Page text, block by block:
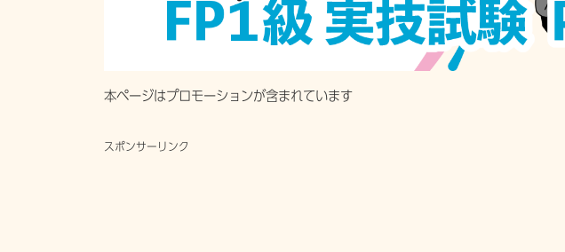
本ページはプロモーションが含まれています
スポンサーリンク